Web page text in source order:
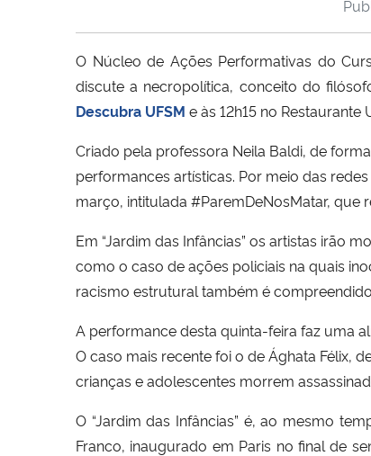
O Núcleo de Ações Performativas do
discute a necropolítica, conceito do
Descubra UFSM e às 12h15 no
Criado pela professora Neila Baldi, de
performances artísticas. Por meio das
março, intitulada #ParemDeNosMatar, que
Em “Jardim das Infâncias” os artistas irão
como o caso de ações policiais na quais
racismo estrutural também é
A performance desta quinta-feira faz uma
O caso mais recente foi o de Ághata Félix,
crianças e adolescentes morrem
O “Jardim das Infâncias” é, ao mesmo
Franco, inaugurado em Paris no final de